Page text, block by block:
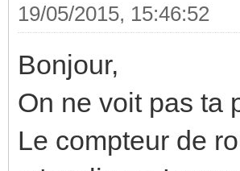
19/05/2015, 15:46:52
Bonjour,
On ne voit pas ta
Le compteur de